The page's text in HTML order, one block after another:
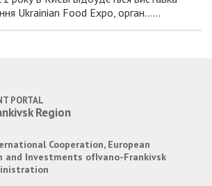
Ukrainian Food Expo, орган......
PORTAL
Region
Cooperation, European
and Investments ofIvano-Frankivsk